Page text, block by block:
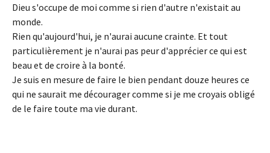
Dieu s'occupe de moi comme si rien d'autre n'existait au
monde.
Rien qu'aujourd'hui, je n'aurai aucune crainte. Et tout
particulièrement je n'aurai pas peur d'apprécier ce qui est
beau et de croire à la bonté.
Je suis en mesure de faire le bien pendant douze heures ce
qui ne saurait me décourager comme si je me croyais obligé
de le faire toute ma vie durant.